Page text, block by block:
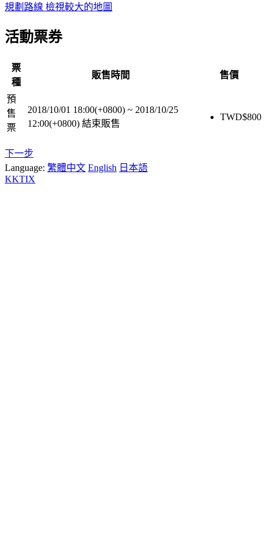
規劃路線 檢視較大的地圖
活動票券
票
種
販售時間 售價
預
售
票
2018/10/01 18:00(+0800) ~ 2018/10/25
12:00(+0800) 結束販售
TWD$800
下一步
Language: 繁體中文 English 日本語
KKTIX